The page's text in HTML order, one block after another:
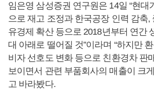
임은영 삼성증권 연구원은 14일 “현대
으로 재고 조정과 한국공장 인력 감축,
유경제 확산 등으로 2018년부터 연간
대 아래로 떨어질 것”이라며 “하지만
비자 선호도 변화 등으로 친환경차 판
보이면서 관련 부품회사의 매출이 크
고 바라봤다.